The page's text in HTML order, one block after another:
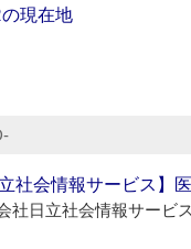
現在地
立社会情報サービス】
社日立社会情報サービス